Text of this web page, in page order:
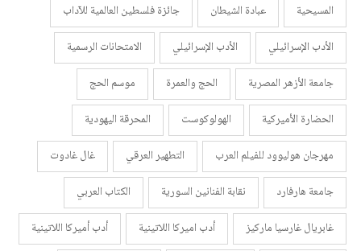
المسيحية
عبادة الشيطان
جائزة فلسطين العالمية للآداب
الأدب الإسرائيلي
الأدب الإسرائيلي
الامتحانات الرسمية
جامعة الأزهر المصرية
الحج والعمرة
موسم الحج
الحضارة الأميركية
الهولوكوست
المحرقة اليهودية
مهرجان هوليوود للفيلم العرب
التطهير العرقي
غال غادوت
جامعة هارفارد
نقابة الفنانين السورية
الكتاب العربي
غابريال غارسيا ماركيز
أدب اميركا اللاتينية
أدب أميركا اللاتينية